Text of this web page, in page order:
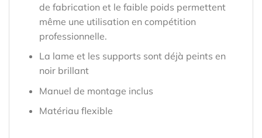
de fabrication et le faible poids permettent
même une utilisation en compétition
professionnelle.
La lame et les supports sont déjà peints en
noir brillant
Manuel de montage inclus
Matériau flexible